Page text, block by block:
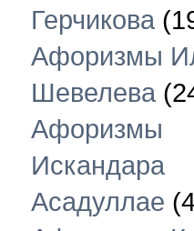
Герчикова
Афоризмы
Шевелева
Афоризмы
Искандара
Асадуллае